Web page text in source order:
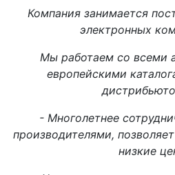
Компания занимается
электронных
Мы работаем со всеми
европейскими
- Многолетнее
производителями,
низкие